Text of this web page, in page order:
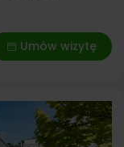
Umów wizytę